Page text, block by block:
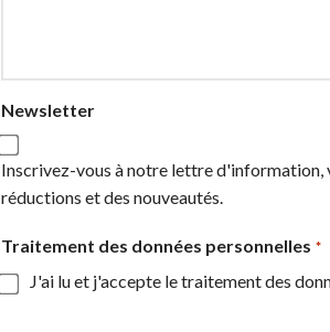
Newsletter
Inscrivez-vous à notre lettre d'information,
réductions et des nouveautés.
Traitement des données personnelles *
J'ai lu et j'accepte le traitement des